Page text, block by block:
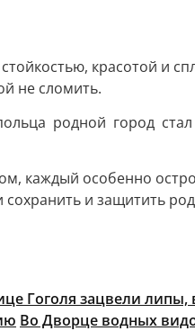
красотой и
не сломить.
родной город
каждый особенно остро
и защитить
Гоголя зацвели
Во Дворце водных